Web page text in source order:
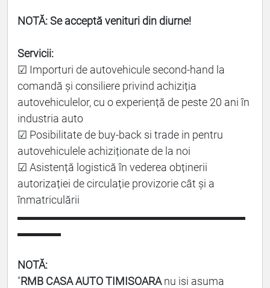
NOTĂ: Se acceptă venituri din diurne!
Servicii:
☑ Importuri de autovehicule second-hand la
comandă și consiliere privind achiziția
autovehiculelor, cu o experiență de peste 20 ani în
industria auto
☑ Posibilitate de buy-back si trade in pentru
autovehiculele achiziționate de la noi
☑ Asistență logistică în vederea obținerii
autorizației de circulație provizorie cât și a
înmatriculării
▬▬▬▬▬▬▬▬▬▬▬▬▬▬▬▬▬▬▬▬▬
▬▬▬▬
NOTĂ:
"RMB CASA AUTO TIMISOARAnu isi asuma